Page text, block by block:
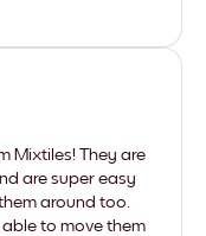
Mixtiles! They are
are super easy
around too.
to move them